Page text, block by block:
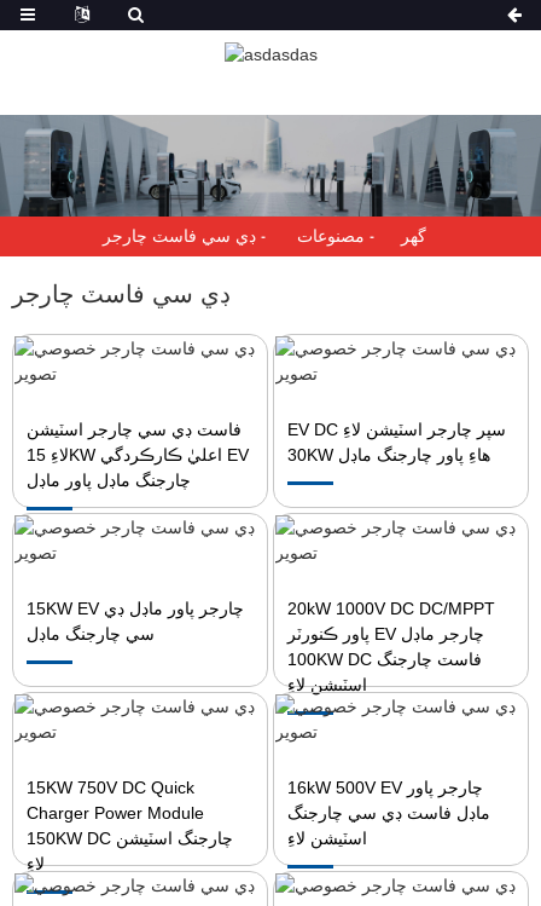
گهر مصنوعات ڊي سي فاسٽ چارجر
ڊي سي فاسٽ چارجر
فاسٽ ڊي سي چارجر اسٽيشن
لاءِ 15KW اعليٰ ڪارڪردگي EV
چارجنگ ماڊل پاور ماڊل
EV DC سپر چارجر اسٽيشن لاءِ
30KW هاءِ پاور چارجنگ ماڊل
15KW EV چارجر پاور ماڊل ڊي
سي چارجنگ ماڊل
20kW 1000V DC DC/MPPT
پاور ڪنورٽر EV چارجر ماڊل
100KW DC فاسٽ چارجنگ
اسٽيشن لاءِ
15KW 750V DC Quick
Charger Power Module
150KW DC چارجنگ اسٽيشن
لاءِ
16kW 500V EV چارجر پاور
ماڊل فاسٽ ڊي سي چارجنگ
اسٽيشن لاءِ